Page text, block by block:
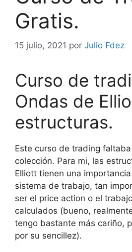
Gratis.
15 julio, 2021 por Julio Fdez
Curso de
Ondas de
estructuras.
Este curso de trading
colección. Para mi, las
Elliott tienen una
sistema de trabajo, tan
ser el price action o el
calculados (bueno,
tengo bastante más cariño,
por su sencillez).